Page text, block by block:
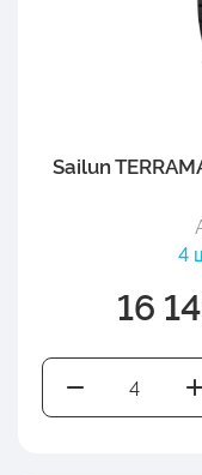
Sailun
4
16